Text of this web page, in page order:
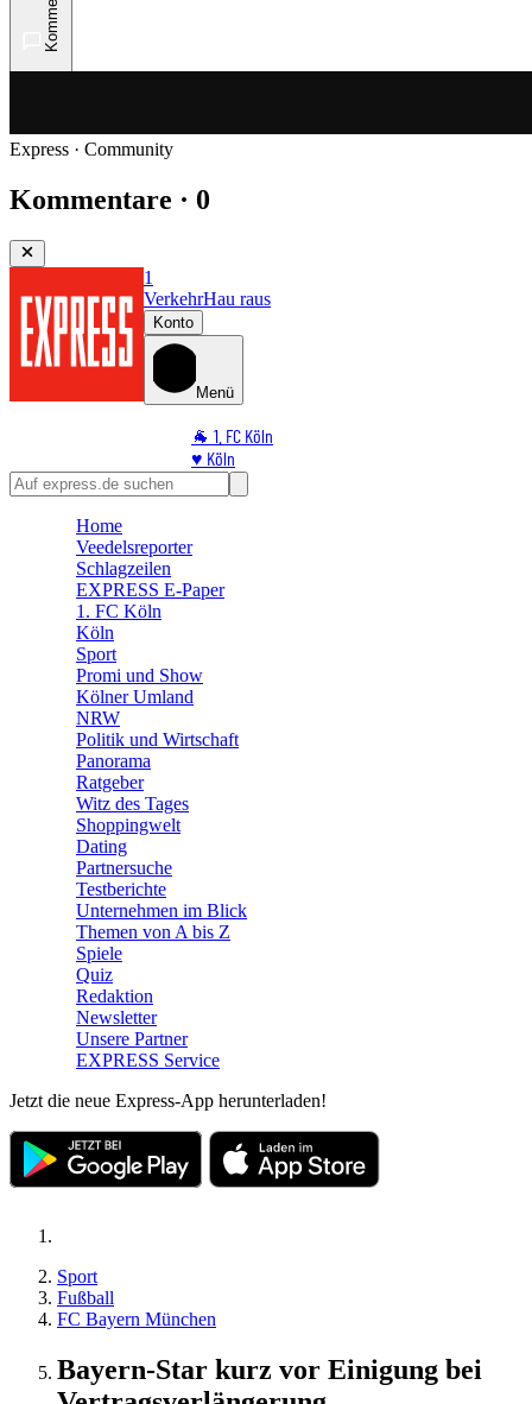
Express · Community
Kommentare · 0
1
VerkehrHau raus
Konto
Menü
🐐 1. FC Köln
♥️ Köln
⭐ Promi
🛒 Shoppingwelt
Home
Veedelsreporter
Schlagzeilen
EXPRESS E-Paper
1. FC Köln
Köln
Sport
Promi und Show
Kölner Umland
NRW
Politik und Wirtschaft
Panorama
Ratgeber
Witz des Tages
Shoppingwelt
Dating
Partnersuche
Testberichte
Unternehmen im Blick
Themen von A bis Z
Spiele
Quiz
Redaktion
Newsletter
Unsere Partner
EXPRESS Service
Jetzt die neue Express-App herunterladen!
Sport
Fußball
FC Bayern München
Bayern-Star kurz vor Einigung bei